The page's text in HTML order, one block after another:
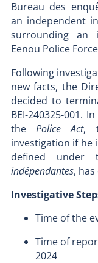
Bureau des
an independent
surrounding an
Eenou Police
Following
new facts, the
decided to
BEI-240325-001.
thePolice Act,
investigation if he
defined under
indépendantes,
Investigative
Time of the
Time of
2024